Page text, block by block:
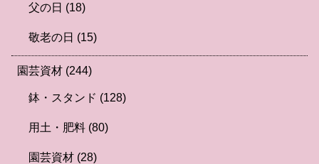
父の日 (18)
敬老の日 (15)
園芸資材 (244)
鉢・スタンド (128)
用土・肥料 (80)
園芸資材 (28)